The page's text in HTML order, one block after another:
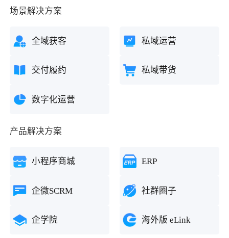
场景解决方案
全域获客 私域运营
交付履约 私域带货
数字化运营
产品解决方案
小程序商城 ERP
企微SCRM 社群圈子
企学院 海外版 eLink